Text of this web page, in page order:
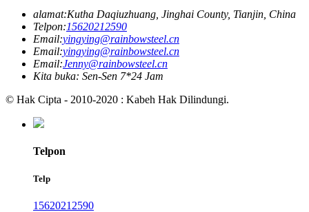
alamat:Kutha Daqiuzhuang, Jinghai County, Tianjin, China
Telpon:15620212590
Email:yingying@rainbowsteel.cn
Email:yingying@rainbowsteel.cn
Email:Jenny@rainbowsteel.cn
Kita buka: Sen-Sen 7*24 Jam
© Hak Cipta - 2010-2020 : Kabeh Hak Dilindungi.
Telpon
Telp
15620212590